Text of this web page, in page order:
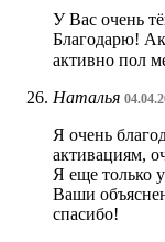
У Вас очень
Благодарю!
активно пол
Наталья
Я очень
активациям,
Я еще только
Ваши
спасибо!